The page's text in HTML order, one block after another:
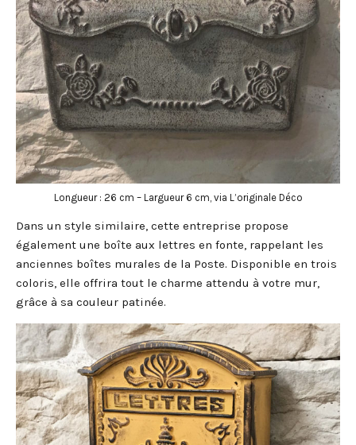
Longueur : 26 cm – Largueur 6 cm, via L’originale Déco
Dans un style similaire, cette entreprise propose
également une boîte aux lettres en fonte, rappelant les
anciennes boîtes murales de la Poste. Disponible en trois
coloris, elle offrira tout le charme attendu à votre mur,
grâce à sa couleur patinée.